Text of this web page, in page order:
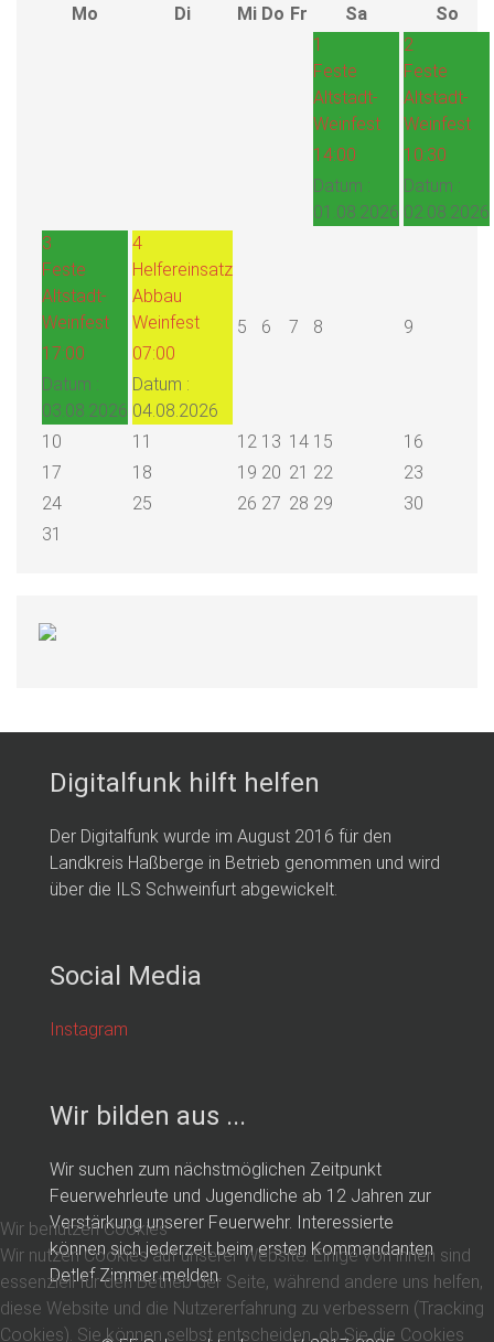
Mo
Di Mi Do Fr Sa
So
1
Feste
Altstadt-
Weinfest
14:00
Datum :
01.08.2026
2
Feste
Altstadt-
Weinfest
10:30
Datum :
02.08.2026
3
Feste
Altstadt-
Weinfest
17:00
Datum :
03.08.2026
4
Helfereinsatz
Abbau
Weinfest
07:00
Datum :
04.08.2026
5 6 7 8 9
10 11 12 13 14 15
16
17
18 19 20 21 22
23
24
25 26 27 28 29
30
31
Digitalfunk hilft helfen
Der Digitalfunk wurde im August 2016 für den
Landkreis Haßberge in Betrieb genommen und wird
über die ILS Schweinfurt abgewickelt.
Social Media
Instagram
Wir bilden aus ...
Wir suchen zum nächstmöglichen Zeitpunkt
Feuerwehrleute und Jugendliche ab 12 Jahren zur
Verstärkung unserer Feuerwehr. Interessierte
können sich jederzeit beim ersten Kommandanten
Detlef Zimmer melden.
Wir benutzen Cookies
Wir nutzen Cookies auf unserer Website. Einige von ihnen sind
essenziell für den Betrieb der Seite, während andere uns helfen,
diese Website und die Nutzererfahrung zu verbessern (Tracking
Cookies). Sie können selbst entscheiden, ob Sie die Cookies